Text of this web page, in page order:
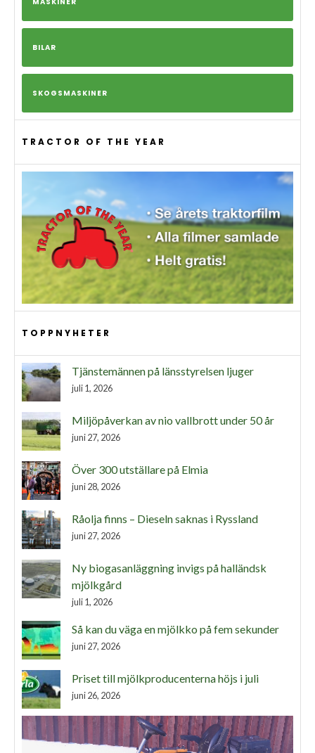
BILAR
SKOGSMASKINER
TRACTOR OF THE YEAR
TOPPNYHETER
Tjänstemännen på länsstyrelsen ljuger
juli 1, 2026
Miljöpåverkan av nio vallbrott under 50 år
juni 27, 2026
Över 300 utställare på Elmia
juni 28, 2026
Råolja finns – Dieseln saknas i Ryssland
juni 27, 2026
Ny biogasanläggning invigs på halländsk
mjölkgård
juli 1, 2026
Så kan du väga en mjölkko på fem sekunder
juni 27, 2026
Priset till mjölkproducenterna höjs i juli
juni 26, 2026